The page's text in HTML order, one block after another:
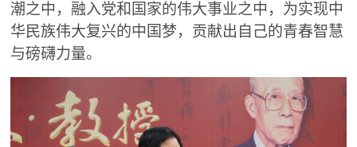
潮之中，融入党和国家的伟大事业之中，为实现中
华民族伟大复兴的中国梦，贡献出自己的青春智慧
与磅礴力量。